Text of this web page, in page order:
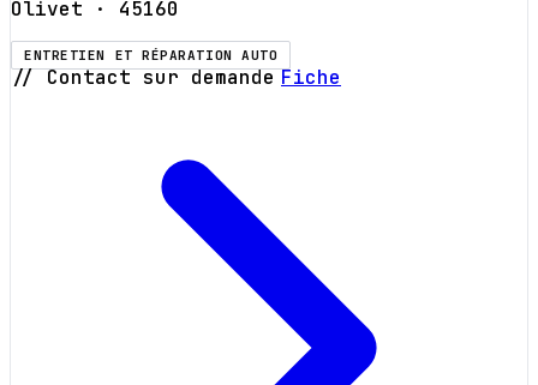
Olivet · 45160
ENTRETIEN ET RÉPARATION AUTO
// Contact sur demande Fiche